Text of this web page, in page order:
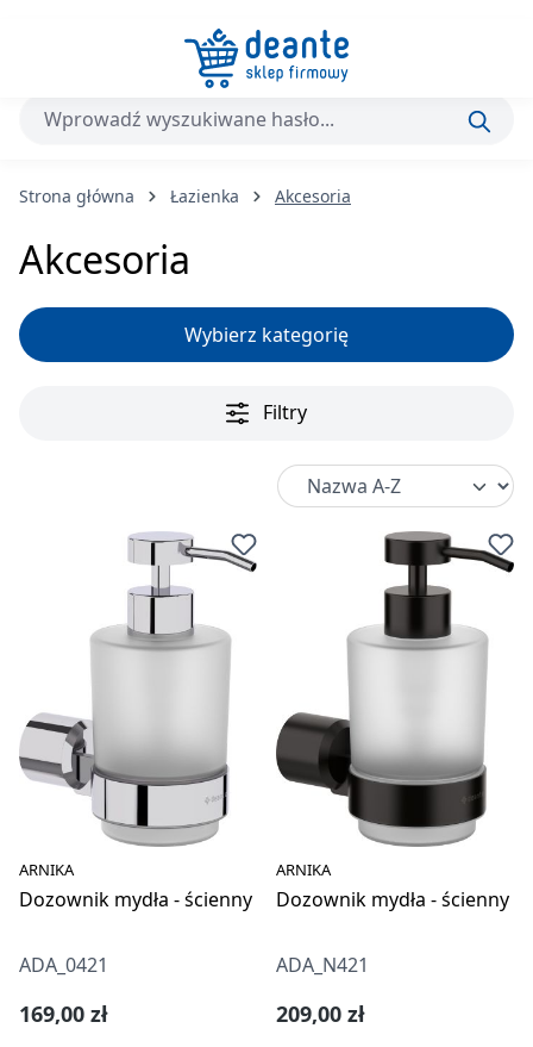
Przejdź do głównej zawartości
Strona główna Łazienka Akcesoria
Akcesoria
Wybierz kategorię
Filtry
ARNIKA
Dozownik mydła - ścienny
ADA_0421
Cena regularna:
169,00 zł
ARNIKA
Dozownik mydła - ścienny
ADA_N421
Cena regularna:
209,00 zł